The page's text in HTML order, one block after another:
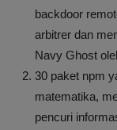
backdoor
arbitrer dan
Navy Ghost
30 paket npm
matematika,
pencuri